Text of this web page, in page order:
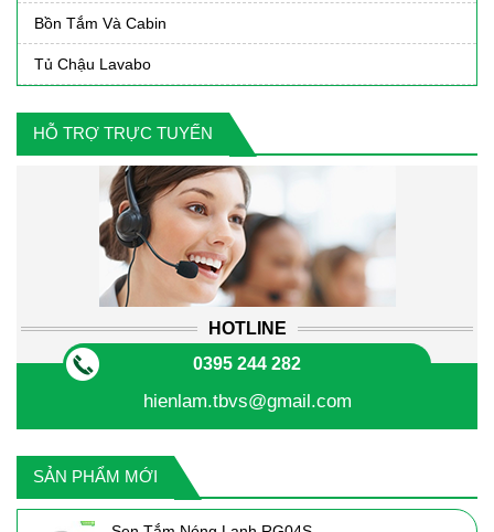
Bồn Tắm Và Cabin
Tủ Chậu Lavabo
HỖ TRỢ TRỰC TUYẾN
HOTLINE
0395 244 282
hienlam.tbvs@gmail.com
SẢN PHẨM MỚI